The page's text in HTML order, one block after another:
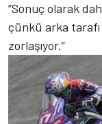
“Sonuç olarak
çünkü arka
zorlaşıyor.”